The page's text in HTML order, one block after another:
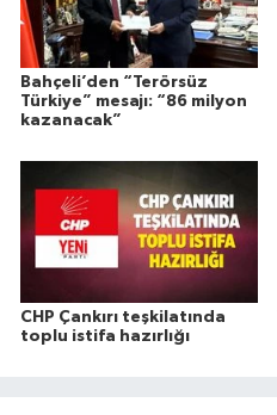
Bahçeli’den “Terörsüz
Türkiye” mesajı: “86 milyon
kazanacak”
CHP Çankırı teşkilatında
toplu istifa hazırlığı